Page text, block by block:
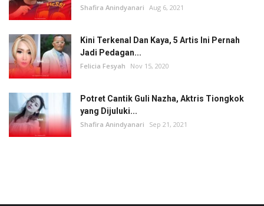
Shafira Anindyanari Aug 6, 2021
Kini Terkenal Dan Kaya, 5 Artis Ini Pernah
Jadi Pedagan...
Felicia Fesyah Nov 15, 2020
Potret Cantik Guli Nazha, Aktris Tiongkok
yang Dijuluki...
Shafira Anindyanari Sep 21, 2021